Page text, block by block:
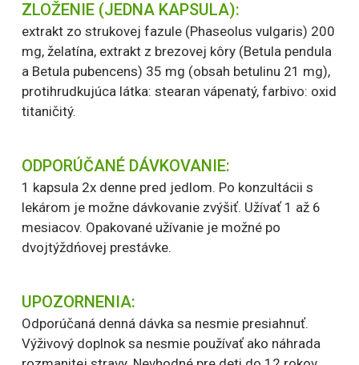
ZLOŽENIE (JEDNA KAPSULA):
extrakt zo strukovej fazule (Phaseolus vulgaris) 200
mg, želatína, extrakt z brezovej kôry (Betula pendula
a Betula pubencens) 35 mg (obsah betulinu 21 mg),
protihrudkujúca látka: stearan vápenatý, farbivo: oxid
titaničitý.
ODPORÚČANÉ DÁVKOVANIE:
1 kapsula 2x denne pred jedlom. Po konzultácii s
lekárom je možne dávkovanie zvýšiť. Užívať 1 až 6
mesiacov. Opakované užívanie je možné po
dvojtýždńovej prestávke.
UPOZORNENIA:
Odporúčaná denná dávka sa nesmie presiahnuť.
Výživový doplnok sa nesmie používať ako náhrada